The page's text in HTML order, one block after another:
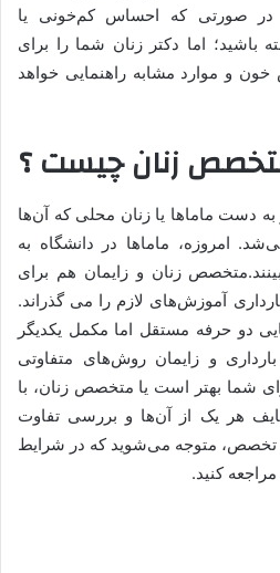
به یک دکتر زنان۱۰: در صورتی که احساس کم‌خونی یا
باشید؛ اما دکتر زنان شما را برای
و موارد مشابه راهنمایی خواهد
زنان چیست ؟
به دست ماماها یا زنان محلی که آن‌ها
امروزه، ماماها در دانشگاه به
زنان و زایمان هم برای
آموزش‌های لازم را می گذراند.
دو حرفه مستقل اما مکمل یکدیگر
و زایمان روش‌های متفاوتی
شما بهتر است یا متخصص زنان، با
هر یک از آن‌ها و بررسی تفاوت
تخصص، متوجه می‌شوید که در شرایط
کنید.